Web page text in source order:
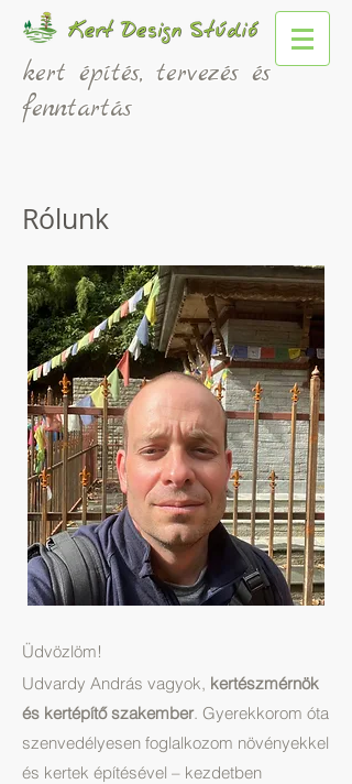
kert építés, tervezés és
fenntartás
Rólunk
Üdvözlöm!
Udvardy András vagyok, kertészmérnök
és kertépítő szakember. Gyerekkorom óta
szenvedélyesen foglalkozom növényekkel
és kertek építésével – kezdetben